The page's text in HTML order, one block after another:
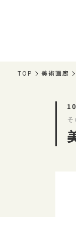
TOP 美術画廊